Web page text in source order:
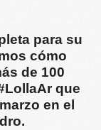
para su
cómo
de 100
que
en el